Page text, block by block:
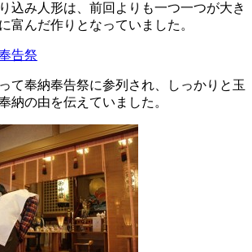
込み人形は、前回よりも一つ一つが大き
富んだ作りとなっていました。
て奉納奉告祭に参列され、しっかりと玉
納の由を伝えていました。